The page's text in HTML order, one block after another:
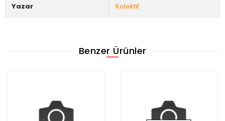
Yazar Kolektif
Benzer Ürünler